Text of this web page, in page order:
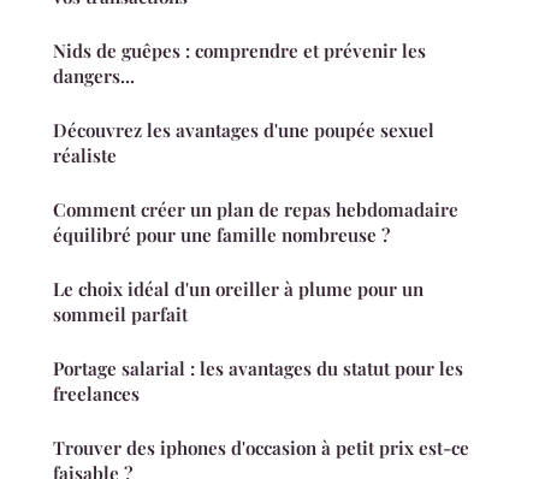
Nids de guêpes : comprendre et prévenir les
dangers...
Découvrez les avantages d'une poupée sexuel
réaliste
Comment créer un plan de repas hebdomadaire
équilibré pour une famille nombreuse ?
Le choix idéal d'un oreiller à plume pour un
sommeil parfait
Portage salarial : les avantages du statut pour les
freelances
Trouver des iphones d'occasion à petit prix est-ce
faisable ?